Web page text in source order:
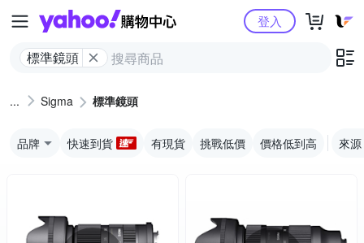
Yahoo購物中心
標準鏡頭
登入
Sigma 標準鏡頭
品牌 快速到貨 有現貨 挑戰低價 價格低到高 來源